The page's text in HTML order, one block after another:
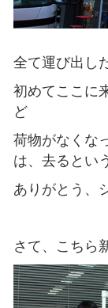
全て運び出し
初めてここに
ど
荷物がなくな
は、去るとい
ありがとう、
さて、こちら